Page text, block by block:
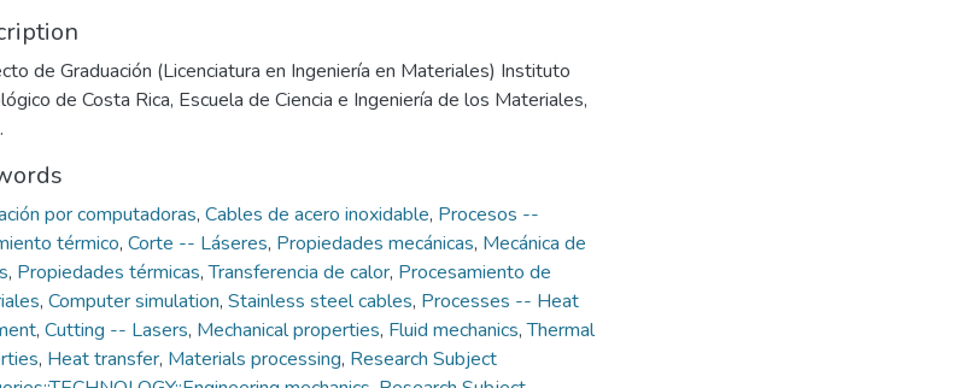
de Graduación (Licenciatura en Ingeniería en Materiales) Instituto
de Costa Rica, Escuela de Ciencia e Ingeniería de los Materiales,
por computadoras, Cables de acero inoxidable, Procesos --
térmico, Corte -- Láseres, Propiedades mecánicas, Mecánica de
, Propiedades térmicas,Transferencia de calor, Procesamiento de
, Computer simulation, Stainless steel cables, Processes -- Heat
, Cutting -- Lasers, Mechanical properties, Fluid mechanics,Thermal
, Heat transfer, Materials processing, Research Subject